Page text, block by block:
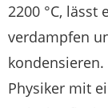
2200 °C, lässt
verdampfen
Physiker mit